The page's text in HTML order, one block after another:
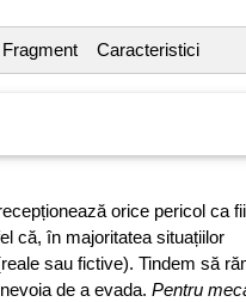
Fragment Caracteristici
orice pericol ca
că, în majoritatea situațiilor
sau fictive). Tindem să
de a evada. Pentru